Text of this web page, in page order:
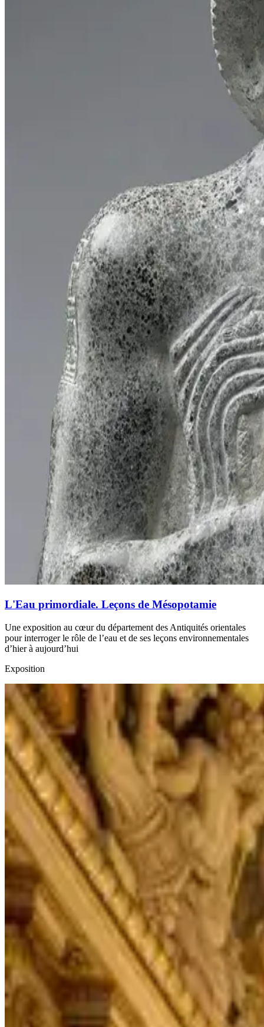
L'Eau primordiale. Leçons de Mésopotamie
Une exposition au cœur du département des Antiquités orientales
pour interroger le rôle de l’eau et de ses leçons environnementales
d’hier à aujourd’hui
Exposition